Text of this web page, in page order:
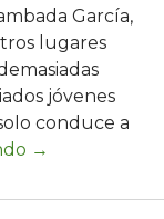
García,
lugares
jóvenes
conduce a